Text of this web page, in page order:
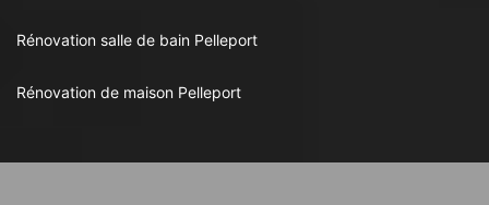
Rénovation salle de bain Pelleport
Rénovation de maison Pelleport